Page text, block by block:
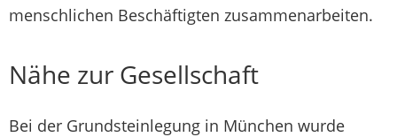
menschlichen Beschäftigten zusammenarbeiten.
Nähe zur Gesellschaft
Bei der Grundsteinlegung in München wurde